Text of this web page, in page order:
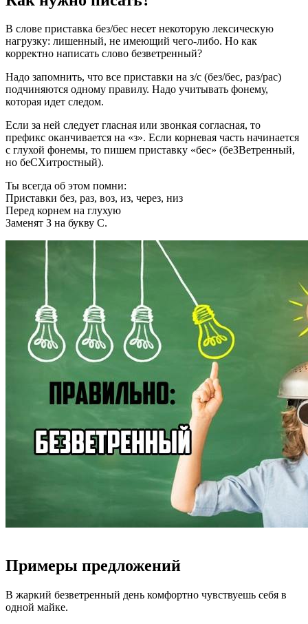
В слове приставка без/бес несет некоторую лексическую
нагрузку: лишенный, не имеющий чего-либо. Но как
корректно написать слово безветренный?
Надо запомнить, что все приставки на з/с (без/бес, раз/рас)
подчиняются одному правилу. Надо учитывать фонему,
которая идет следом.
Если за ней следует гласная или звонкая согласная, то
префикс оканчивается на «з». Если корневая часть начинается
с глухой фонемы, то пишем приставку «бес» (беЗВетренный,
но беСХитростный).
Ты всегда об этом помни:
Приставки без, раз, воз, из, через, низ
Перед корнем на глухую
Заменят З на букву С.
Примеры предложений
В жаркий безветренный день комфортно чувствуешь себя в
одной майке.